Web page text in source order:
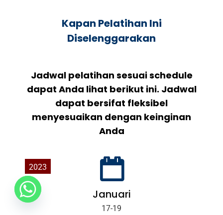
Kapan Pelatihan Ini
Diselenggarakan
Jadwal pelatihan sesuai schedule
dapat Anda lihat berikut ini. Jadwal
dapat bersifat fleksibel
menyesuaikan dengan keinginan
Anda
Januari
17-19
2023